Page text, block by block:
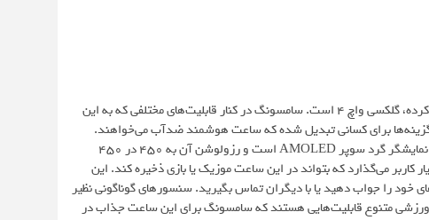
یکی از ساعت‌های خوب سامسونگ که توجه کاربران طرفدار اندروید را به خود جلب کرده، گلکسی واچ ۴ است. سامسونگ در کنار قابلیت‌های مختلفی که به این
این ساعت جذاب و زیبا که با سیستم عامل اندروید ۶ به بالا سازگار است، دارای یک نمایشگر گرد سوپر AMOLED است و رزولوشن آن به ۴۵۰ در ۴۵۰
رم، فضای کافی را در اختیار کاربر می‌گذارد که بتواند در این ساعت موزیک یا بازی ذخیره کند. این
را جواب دهید یا با دیگران تماس بگیرید. سنسورهای گوناگونی نظیر
متنوع قابلیت‌هایی هستند که سامسونگ برای این ساعت جذاب در